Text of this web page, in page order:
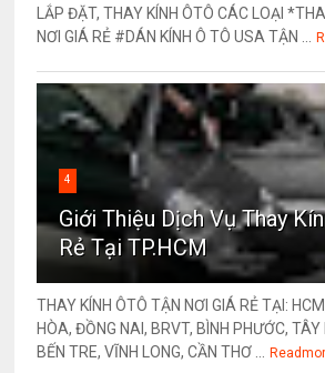
LẮP ĐẶT, THAY KÍNH ÔTÔ CÁC LOẠI
NƠI GIÁ RẺ #DÁN KÍNH Ô TÔ USA TẬN ...
4
Giới Thiệu Dịch Vụ Thay
Rẻ Tại TP.HCM
THAY KÍNH ÔTÔ TẬN NƠI GIÁ RẺ TẠI:
HÒA, ĐỒNG NAI, BRVT, BÌNH PHƯỚC, TÂY
BẾN TRE, VĨNH LONG, CẦN THƠ ...